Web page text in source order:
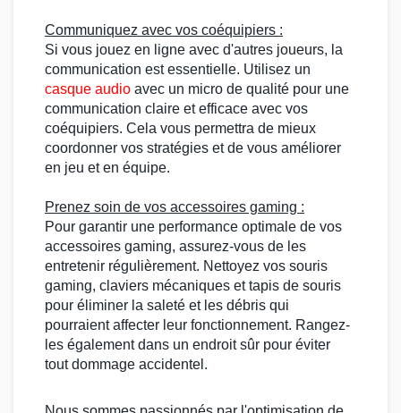
Communiquez avec vos coéquipiers :
Si vous jouez en ligne avec d'autres joueurs, la
communication est essentielle. Utilisez un
casque audio avec un micro de qualité pour une
communication claire et efficace avec vos
coéquipiers. Cela vous permettra de mieux
coordonner vos stratégies et de vous améliorer
en jeu et en équipe.
Prenez soin de vos accessoires gaming :
Pour garantir une performance optimale de vos
accessoires gaming, assurez-vous de les
entretenir régulièrement. Nettoyez vos souris
gaming, claviers mécaniques ettapis de souris
pour éliminer la saleté et les débris qui
pourraient affecter leur fonctionnement. Rangez-
les également dans un endroit sûr pour éviter
tout dommage accidentel.